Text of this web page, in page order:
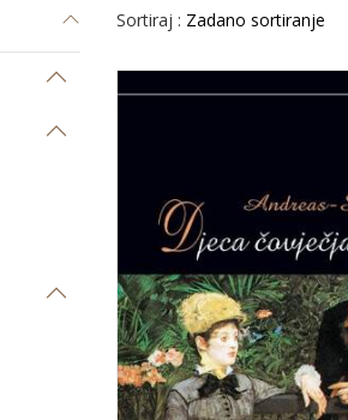
Sortiraj :